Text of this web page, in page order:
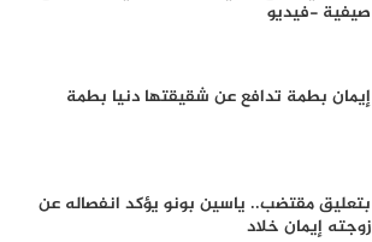
صيفية -فيديو
إيمان بطمة تدافع عن شقيقتها دنيا بطمة
بتعليق مقتضب.. ياسين بونو يؤكد انفصاله عن
زوجته إيمان خلاد